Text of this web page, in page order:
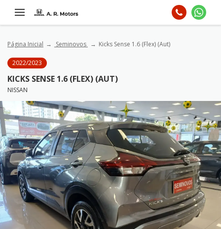
Página Inicial Seminovos Kicks Sense 1.6 (Flex) (Aut)
2022/2023
KICKS SENSE 1.6 (FLEX) (AUT)
NISSAN